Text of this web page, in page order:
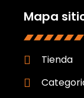
Mapa
Tienda